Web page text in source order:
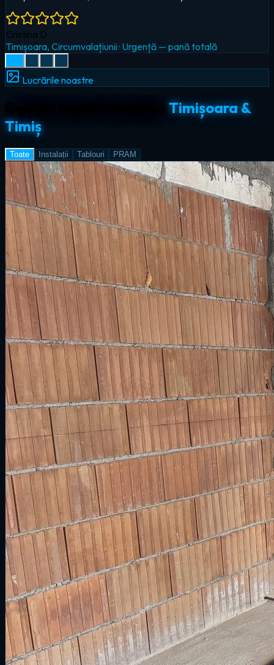
Radu I.
Giroc·Iluminat LED & smart home
Lucrările noastre
Timișoara &
Timiș
Toate Instalații Tablouri PRAM